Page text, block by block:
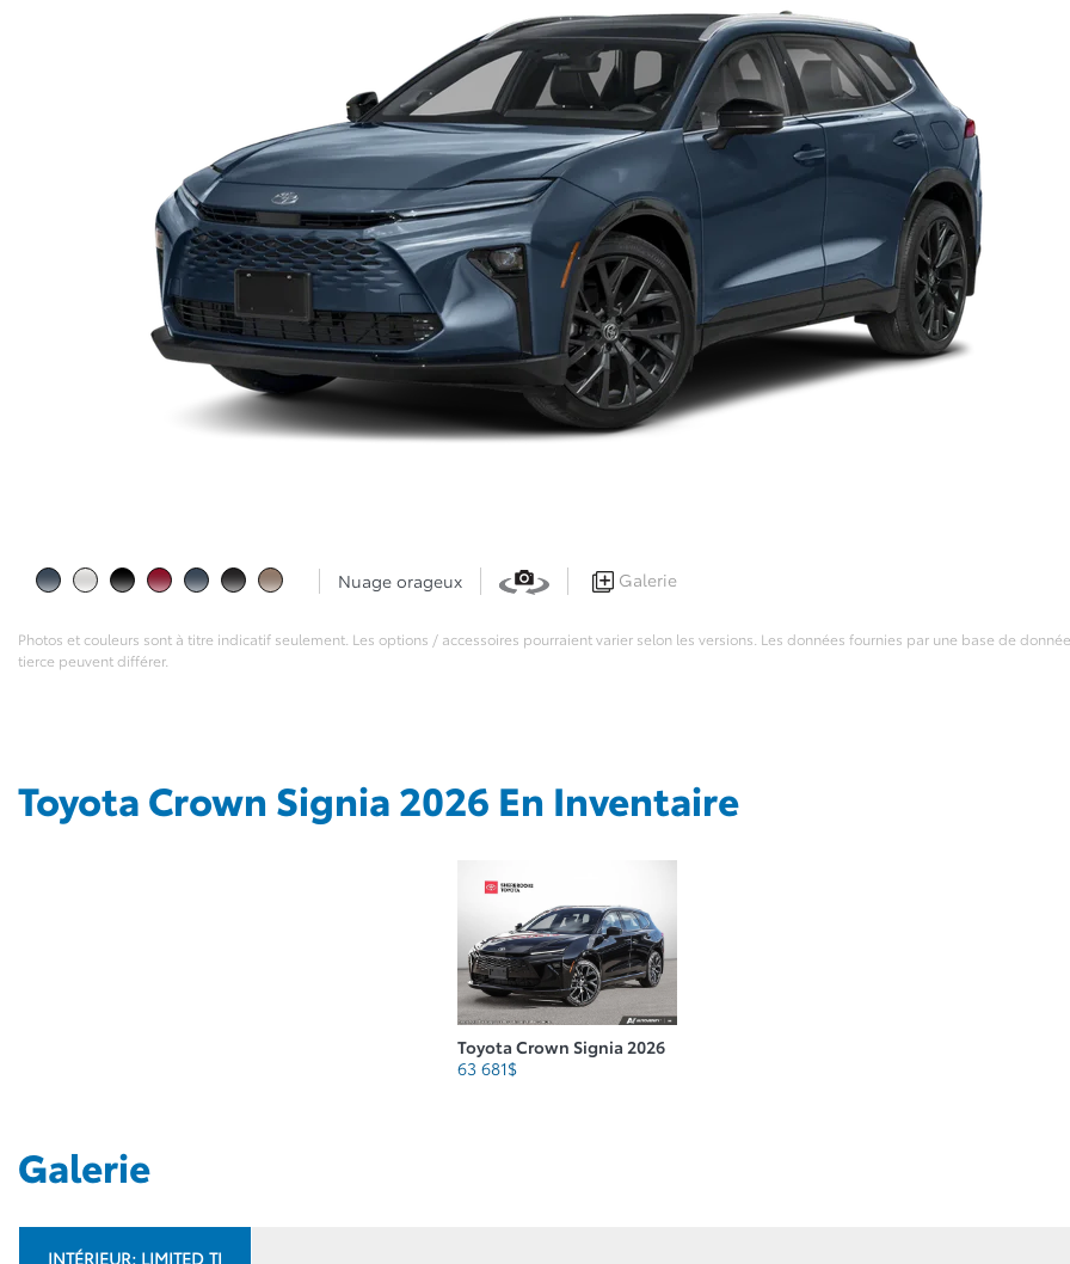
Nuage orageux Galerie
Photos et couleurs sont à titre indicatif seulement. Les options / accessoires pourraient varier selon les versions. Les données fournies par une base de
tierce peuvent différer.
Toyota Crown Signia 2026 En Inventaire
Toyota Crown Signia 2026
63 681$
Galerie
INTÉRIEUR: LIMITED TI